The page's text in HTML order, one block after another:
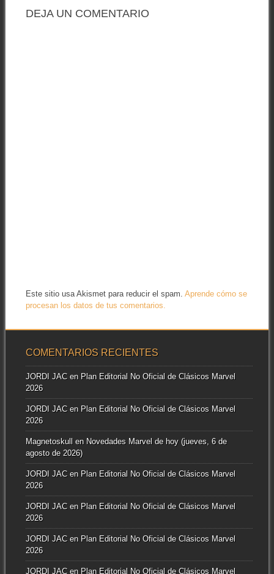
DEJA UN COMENTARIO
Este sitio usa Akismet para reducir el spam. Aprende cómo se
procesan los datos de tus comentarios.
COMENTARIOS RECIENTES
JORDI JACen Plan Editorial No Oficial de Clásicos Marvel
2026
JORDI JACen Plan Editorial No Oficial de Clásicos Marvel
2026
Magnetoskullen Novedades Marvel de hoy (jueves, 6 de
agosto de 2026)
JORDI JACen Plan Editorial No Oficial de Clásicos Marvel
2026
JORDI JACen Plan Editorial No Oficial de Clásicos Marvel
2026
JORDI JACen Plan Editorial No Oficial de Clásicos Marvel
2026
JORDI JACen Plan Editorial No Oficial de Clásicos Marvel